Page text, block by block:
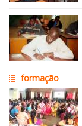
formação